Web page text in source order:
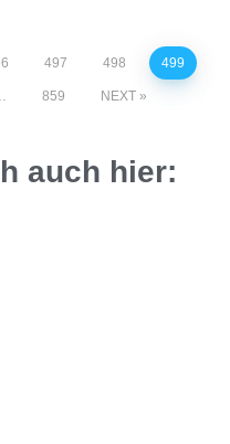
497 498 499
859 NEXT
auch hier: